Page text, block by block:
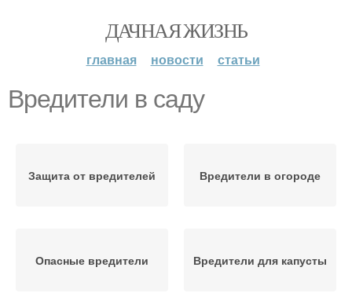
ДАЧНАЯ ЖИЗНЬ
главная новости статьи
Вредители в саду
Защита от вредителей Вредители в огороде
Опасные вредители Вредители для капусты